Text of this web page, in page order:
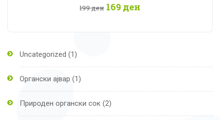
Uncategorized 11
продукт
Органски ајвар
11
продукт
Природен органски сок 22
продукти
199ден Original
price
169 ден